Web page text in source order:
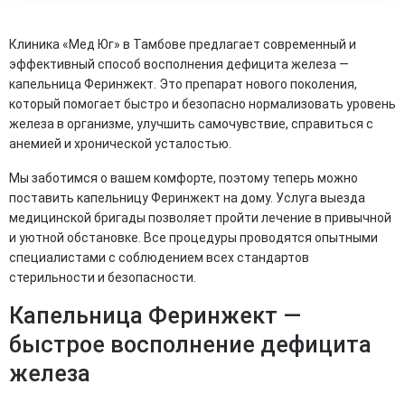
Клиника «Мед Юг» в Тамбове предлагает современный и
эффективный способ восполнения дефицита железа —
капельница Феринжект. Это препарат нового поколения,
который помогает быстро и безопасно нормализовать уровень
железа в организме, улучшить самочувствие, справиться с
анемией и хронической усталостью.
Мы заботимся о вашем комфорте, поэтому теперь можно
поставить капельницу Феринжект на дому. Услуга выезда
медицинской бригады позволяет пройти лечение в привычной
и уютной обстановке. Все процедуры проводятся опытными
специалистами с соблюдением всех стандартов
стерильности и безопасности.
Капельница Феринжект —
быстрое восполнение дефицита
железа